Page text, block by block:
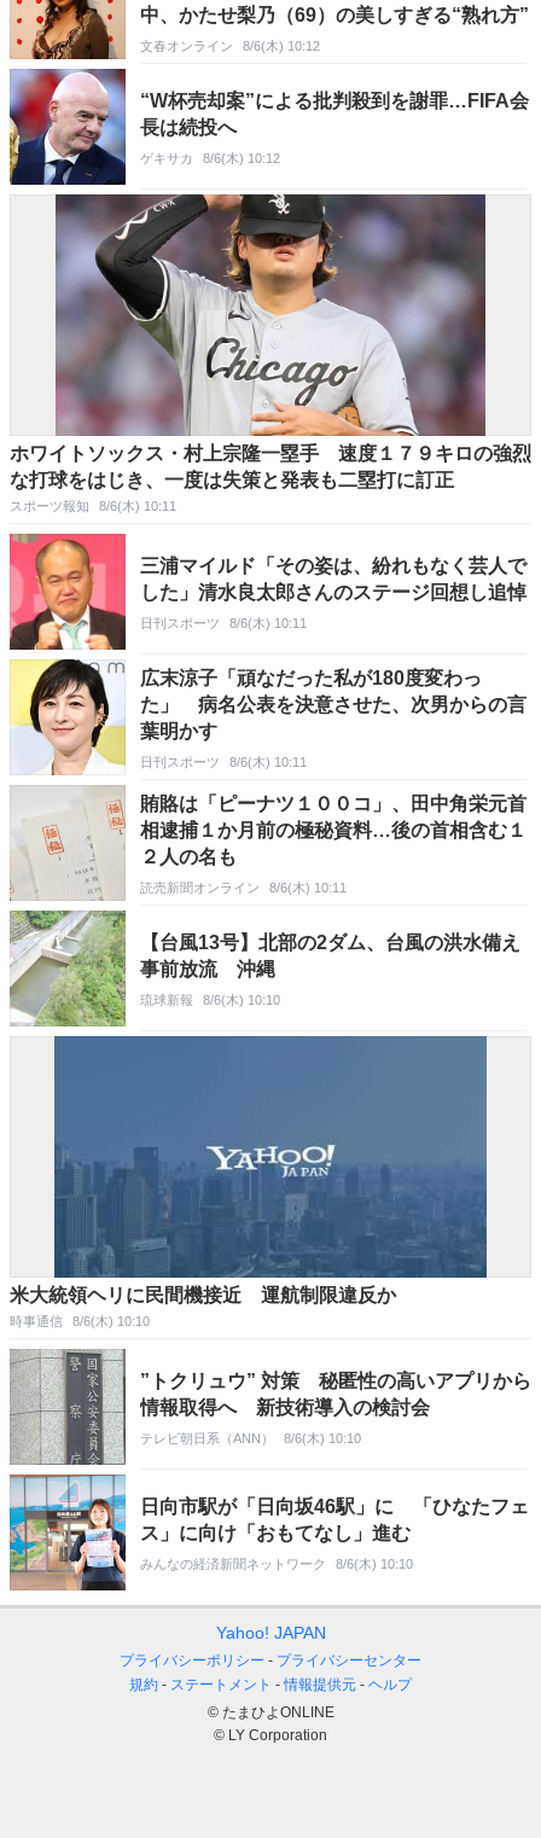
中、かたせ梨乃（69）の美しすぎる“熟れ方”
文春オンライン 8/6(木) 10:12
“W杯売却案”による批判殺到を謝罪…FIFA会
長は続投へ
ゲキサカ 8/6(木) 10:12
ホワイトソックス・村上宗隆一塁手 速度１７９キロの強烈
な打球をはじき、一度は失策と発表も二塁打に訂正
スポーツ報知 8/6(木) 10:11
三浦マイルド「その姿は、紛れもなく芸人で
した」清水良太郎さんのステージ回想し追悼
日刊スポーツ 8/6(木) 10:11
広末涼子「頑なだった私が180度変わっ
た」 病名公表を決意させた、次男からの言
葉明かす
日刊スポーツ 8/6(木) 10:11
賄賂は「ピーナツ１００コ」、田中角栄元首
相逮捕１か月前の極秘資料…後の首相含む１
２人の名も
読売新聞オンライン 8/6(木) 10:11
【台風13号】北部の2ダム、台風の洪水備え
事前放流 沖縄
琉球新報 8/6(木) 10:10
米大統領ヘリに民間機接近 運航制限違反か
時事通信 8/6(木) 10:10
”トクリュウ” 対策 秘匿性の高いアプリから
情報取得へ 新技術導入の検討会
テレビ朝日系（ANN） 8/6(木) 10:10
日向市駅が「日向坂46駅」に 「ひなたフェ
ス」に向け「おもてなし」進む
みんなの経済新聞ネットワーク 8/6(木) 10:10
Yahoo! JAPAN
プライバシーポリシー
プライバシーセンター
規約
ステートメント 情報提供元
ヘルプ
© たまひよONLINE
© LY Corporation